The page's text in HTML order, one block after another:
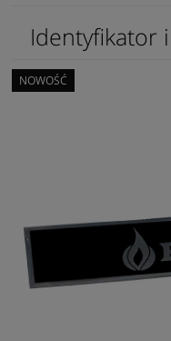
Identyfikator
NOWOŚĆ